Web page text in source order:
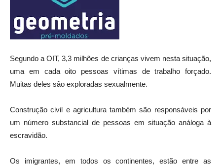
Segundo a OIT, 3,3 milhões de crianças vivem nesta situação,
uma em cada oito pessoas vítimas de trabalho forçado.
Muitas deles são exploradas sexualmente.
Construção civil e agricultura também são responsáveis por
um número substancial de pessoas em situação análoga à
escravidão.
Os imigrantes, em todos os continentes, estão entre as